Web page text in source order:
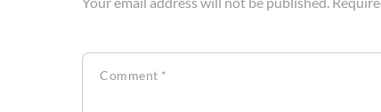
Comment *